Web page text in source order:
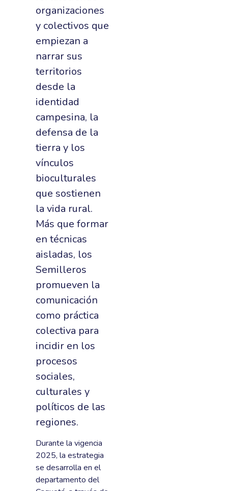
organizaciones
y colectivos que
empiezan a
narrar sus
territorios
desde la
identidad
campesina, la
defensa de la
tierra y los
vínculos
bioculturales
que sostienen
la vida rural.
Más que formar
en técnicas
aisladas, los
Semilleros
promueven la
comunicación
como práctica
colectiva para
incidir en los
procesos
sociales,
culturales y
políticos de las
regiones.
Durante la vigencia
2025, la estrategia
se desarrolla en el
departamento del